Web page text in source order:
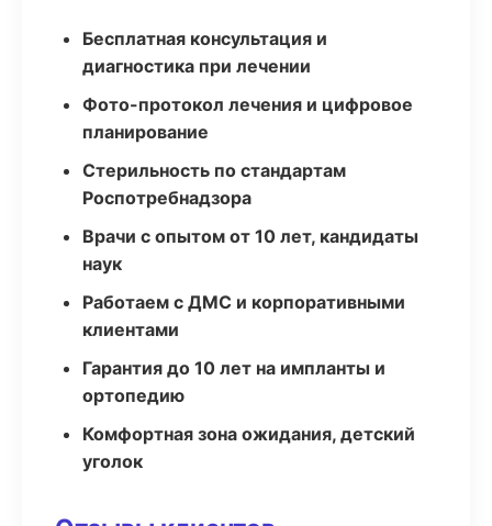
Бесплатная консультация и
диагностика при лечении
Фото-протокол лечения и цифровое
планирование
Стерильность по стандартам
Роспотребнадзора
Врачи с опытом от 10 лет, кандидаты
наук
Работаем с ДМС и корпоративными
клиентами
Гарантия до 10 лет на импланты и
ортопедию
Комфортная зона ожидания, детский
уголок